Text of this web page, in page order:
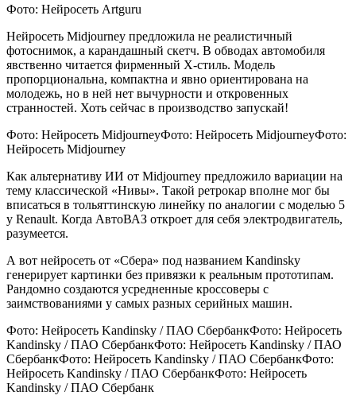
Фото: Нейросеть Artguru
Нейросеть Midjourney предложила не реалистичный
фотоснимок, а карандашный скетч. В обводах автомобиля
явственно читается фирменный Х-стиль. Модель
пропорциональна, компактна и явно ориентирована на
молодежь, но в ней нет вычурности и откровенных
странностей. Хоть сейчас в производство запускай!
Фото: Нейросеть MidjourneyФото: Нейросеть MidjourneyФото:
Нейросеть Midjourney
Как альтернативу ИИ от Midjourney предложило вариации на
тему классической «Нивы». Такой ретрокар вполне мог бы
вписаться в тольяттинскую линейку по аналогии с моделью 5
у Renault. Когда АвтоВАЗ откроет для себя электродвигатель,
разумеется.
А вот нейросеть от «Сбера» под названием Kandinsky
генерирует картинки без привязки к реальным прототипам.
Рандомно создаются усредненные кроссоверы с
заимствованиями у самых разных серийных машин.
Фото: Нейросеть Kandinsky / ПАО СбербанкФото: Нейросеть
Kandinsky / ПАО СбербанкФото: Нейросеть Kandinsky / ПАО
СбербанкФото: Нейросеть Kandinsky / ПАО СбербанкФото:
Нейросеть Kandinsky / ПАО СбербанкФото: Нейросеть
Kandinsky / ПАО Сбербанк